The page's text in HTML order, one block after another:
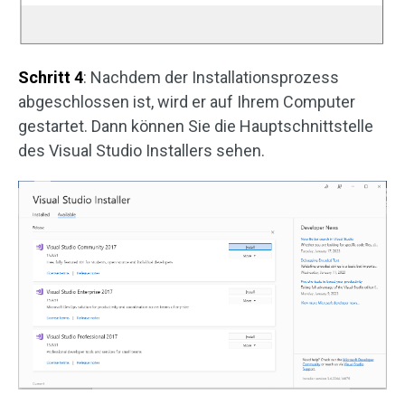
Schritt 4: Nachdem der Installationsprozess
abgeschlossen ist, wird er auf Ihrem Computer
gestartet. Dann können Sie die Hauptschnittstelle
des Visual Studio Installers sehen.